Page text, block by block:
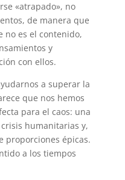
«atrapado», no
de manera que
no es el contenido,
y
con ellos.
a superar la
que nos hemos
para el caos: una
humanitarias y,
proporciones épicas.
a los tiempos